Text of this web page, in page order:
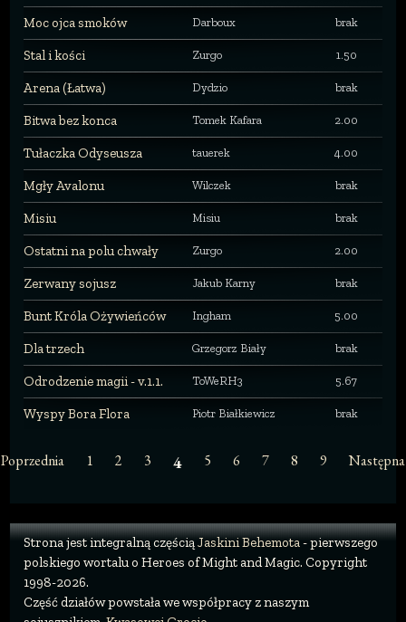
Moc ojca smoków Darboux brak
Stal i kości Zurgo 1.50
Arena (Łatwa) Dydzio brak
Bitwa bez konca Tomek Kafara 2.00
Tułaczka Odyseusza tauerek 4.00
Mgły Avalonu Wilczek brak
Misiu Misiu brak
Ostatni na polu chwały Zurgo 2.00
Zerwany sojusz Jakub Karny brak
Bunt Króla Ożywieńców Ingham 5.00
Dla trzech Grzegorz Biały brak
Odrodzenie magii - v.1.1. ToWeRH3 5.67
Wyspy Bora Flora Piotr Białkiewicz brak
Poprzednia 1 2 3 4 5 6 7 8 9 Następna
Strona jest integralną częściąJaskini Behemota- pierwszego
polskiego wortalu o Heroes of Might and Magic. Copyright
1998-2026.
Część działów powstała we współpracy z naszym